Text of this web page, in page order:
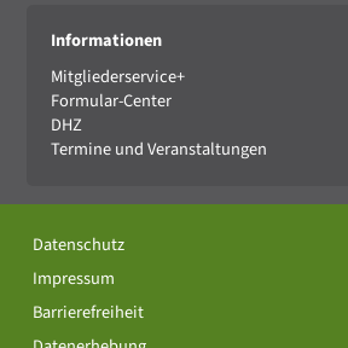
Informationen
Mitgliederservice+
Formular-Center
DHZ
Termine und Veranstaltungen
Datenschutz
Impressum
Barrierefreiheit